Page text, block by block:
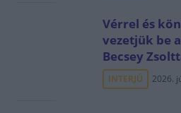
Vérrel és
vezetjük be
Becsey
INTERJÚ 2026.